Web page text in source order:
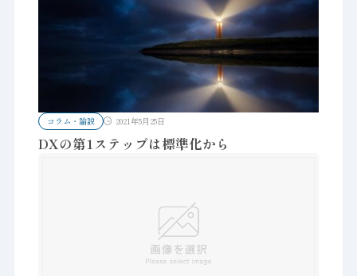
コラム・論説 2021年5月25日
DXの第1ステップは標準化から